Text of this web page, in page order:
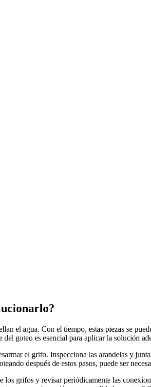
el agua. Con el tiempo, estas piezas se
goteo es esencial para aplicar la solución
el grifo. Inspecciona las arandelas y
después de estos pasos, puede ser
grifos y revisar periódicamente las